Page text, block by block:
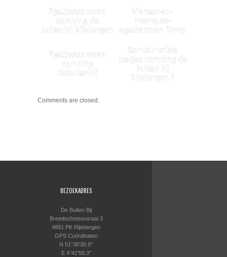
Egeltjescaravan
camping de
buitenbij Rijsbergen
Meneer-en-
mevrouw-
egelcaravan Bizzy
Egeltjescaravan
camping
debuitenbij
Sanitair wilde
plekjes camping de
buiten bij
Rijsbergen 2
Comments are closed.
BEZOEKADRES
De Buiten Bij
Breedschotsestraat 3
4891 PK Rijsbergen
GPS Coördinaten
N 51°30’30.9″
E 4°42’58.3″